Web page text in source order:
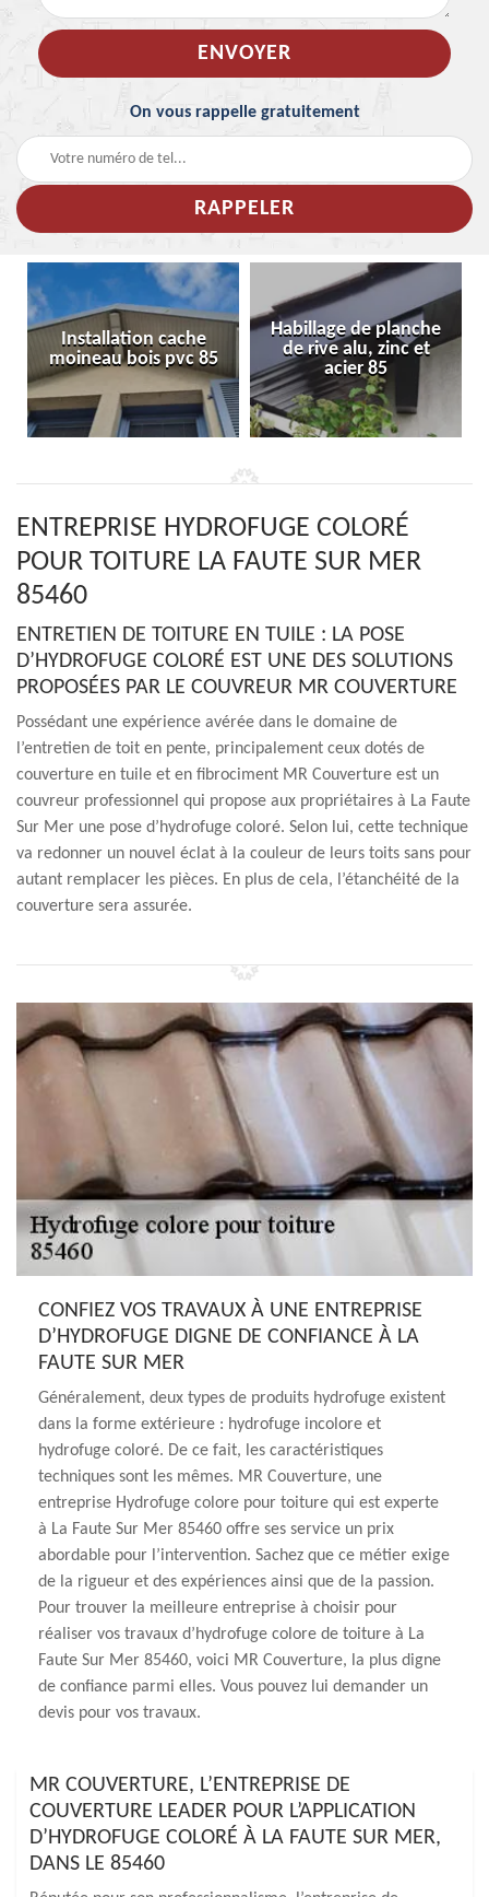
On vous rappelle gratuitement
Installation cache
moineau bois pvc 85
Habillage de planche
de rive alu, zinc et
acier 85
ENTREPRISE HYDROFUGE COLORÉ
POUR TOITURE LA FAUTE SUR MER
85460
ENTRETIEN DE TOITURE EN TUILE : LA POSE
D’HYDROFUGE COLORÉ EST UNE DES SOLUTIONS
PROPOSÉES PAR LE COUVREUR MR COUVERTURE
Possédant une expérience avérée dans le domaine de
l’entretien de toit en pente, principalement ceux dotés de
couverture en tuile et en fibrociment MR Couverture est un
couvreur professionnel qui propose aux propriétaires à La Faute
Sur Mer une pose d’hydrofuge coloré. Selon lui, cette technique
va redonner un nouvel éclat à la couleur de leurs toits sans pour
autant remplacer les pièces. En plus de cela, l’étanchéité de la
couverture sera assurée.
CONFIEZ VOS TRAVAUX À UNE ENTREPRISE
D’HYDROFUGE DIGNE DE CONFIANCE À LA
FAUTE SUR MER
Généralement, deux types de produits hydrofuge existent
dans la forme extérieure : hydrofuge incolore et
hydrofuge coloré. De ce fait, les caractéristiques
techniques sont les mêmes. MR Couverture, une
entreprise Hydrofuge colore pour toiture qui est experte
à La Faute Sur Mer 85460 offre ses service un prix
abordable pour l’intervention. Sachez que ce métier exige
de la rigueur et des expériences ainsi que de la passion.
Pour trouver la meilleure entreprise à choisir pour
réaliser vos travaux d’hydrofuge colore de toiture à La
Faute Sur Mer 85460, voici MR Couverture, la plus digne
de confiance parmi elles. Vous pouvez lui demander un
devis pour vos travaux.
MR COUVERTURE, L’ENTREPRISE DE
COUVERTURE LEADER POUR L’APPLICATION
D’HYDROFUGE COLORÉ À LA FAUTE SUR MER,
DANS LE 85460